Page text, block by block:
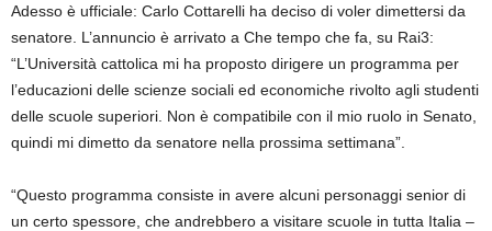
Adesso è ufficiale: Carlo Cottarelli ha deciso di voler dimettersi da
senatore. L’annuncio è arrivato a Che tempo che fa, su Rai3:
“L’Università cattolica mi ha proposto dirigere un programma per
l’educazioni delle scienze sociali ed economiche rivolto agli studenti
delle scuole superiori. Non è compatibile con il mio ruolo in Senato,
quindi mi dimetto da senatore nella prossima settimana”.
“Questo programma consiste in avere alcuni personaggi senior di
un certo spessore, che andrebbero a visitare scuole in tutta Italia –